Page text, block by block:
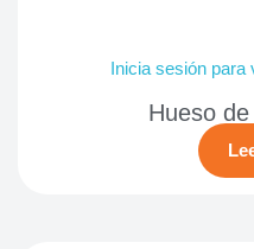
Inicia sesión
Hueso